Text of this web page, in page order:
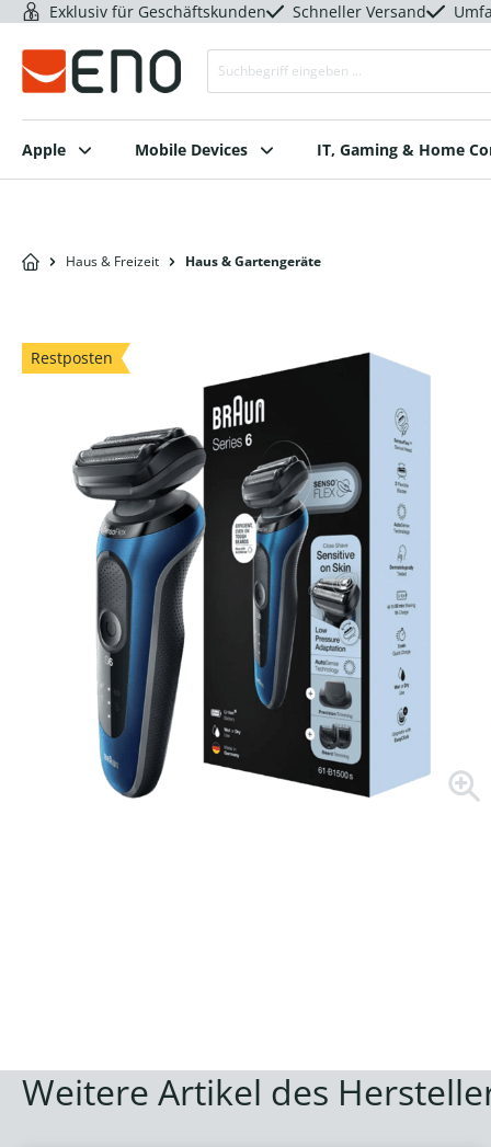
Exklusiv für Geschäftskunden Schneller Versand
Apple Mobile Devices IT, Gaming & Home
Haus & Freizeit Haus & Gartengeräte
Restposten
Weitere Artikel des